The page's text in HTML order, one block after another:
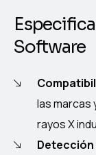
Software
las marcas
rayos X
Detección